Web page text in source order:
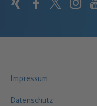
xingfacebook
twitter
Impressum
Datenschutz